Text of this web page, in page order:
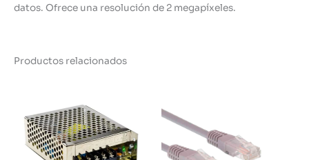
datos. Ofrece una resolución de 2 megapíxeles.
Productos relacionados